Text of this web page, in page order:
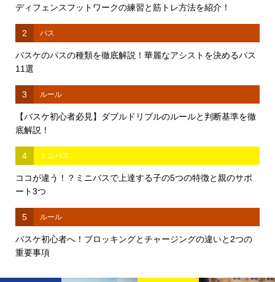
ディフェンスフットワークの練習と筋トレ方法を紹介！
2 パス
バスケのパスの種類を徹底解説！華麗なアシストを決めるパス
11選
3 ルール
【バスケ初心者必見】ダブルドリブルのルールと判断基準を徹
底解説！
4 ミニバス
ココが違う！？ミニバスで上達する子の5つの特徴と親のサポ
ート3つ
5 ルール
バスケ初心者へ！ブロッキングとチャージングの違いと2つの
重要事項